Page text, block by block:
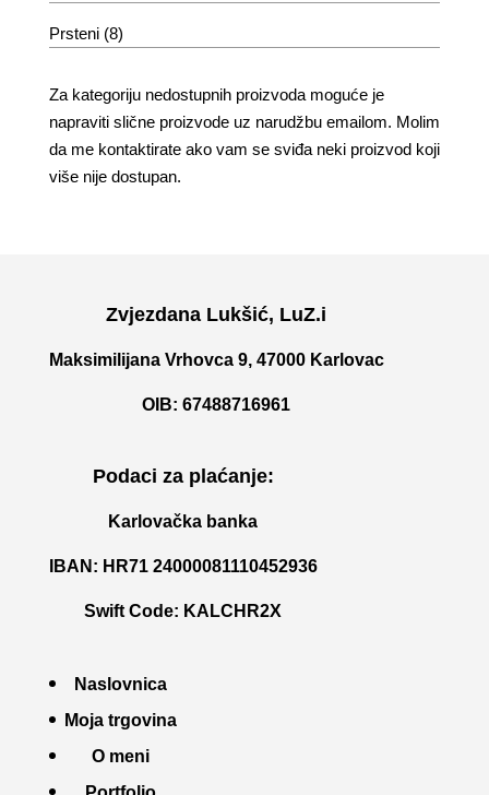
Prsteni (8)
Za kategoriju nedostupnih proizvoda moguće je
napraviti slične proizvode uz narudžbu emailom. Molim
da me kontaktirate ako vam se sviđa neki proizvod koji
više nije dostupan.
Zvjezdana Lukšić, LuZ.i
Maksimilijana Vrhovca 9, 47000 Karlovac
OIB: 67488716961
Podaci za plaćanje:
Karlovačka banka
IBAN: HR71 24000081110452936
Swift Code: KALCHR2X
Naslovnica
Moja trgovina
O meni